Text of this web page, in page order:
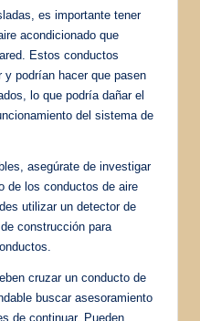
es importante tener
acondicionado que
Estos conductos
podrían hacer que pasen
lo que podría dañar el
del sistema de
asegúrate de investigar
de los conductos de aire
utilizar un detector de
construcción para
cruzar un conducto de
buscar asesoramiento
de continuar. Pueden